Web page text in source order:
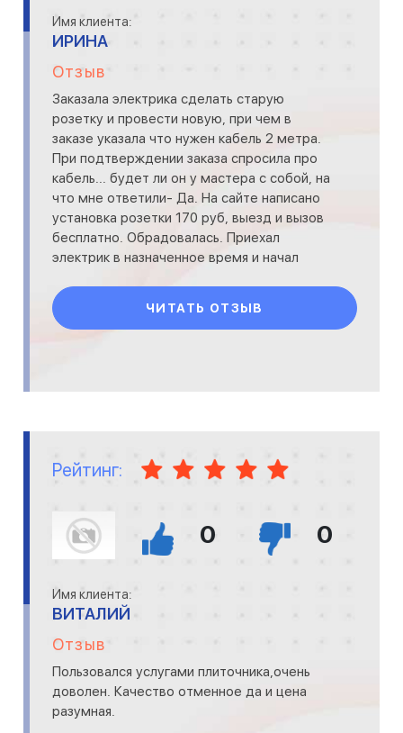
Имя клиента:
ИРИНА
Отзыв
Заказала электрика сделать старую
розетку и провести новую, при чем в
заказе указала что нужен кабель 2 метра.
При подтверждении заказа спросила про
кабель... будет ли он у мастера с собой, на
что мне ответили- Да. На сайте написано
установка розетки 170 руб, выезд и вызов
бесплатно. Обрадовалась. Приехал
электрик в назначенное время и начал
ЧИТАТЬ ОТЗЫВ
Рейтинг:
0 0
Имя клиента:
ВИТАЛИЙ
Отзыв
Пользовался услугами плиточника,очень
доволен. Качество отменное да и цена
разумная.